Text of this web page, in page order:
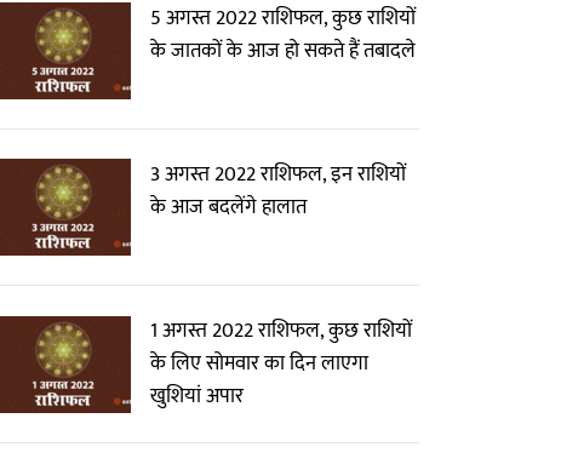
5 अगस्त 2022 राशिफल, कुछ राशियों
के जातकों के आज हो सकते हैं तबादले
3 अगस्त 2022 राशिफल, इन राशियों
के आज बदलेंगे हालात
1 अगस्त 2022 राशिफल, कुछ राशियों
के लिए सोमवार का दिन लाएगा
खुशियां अपार